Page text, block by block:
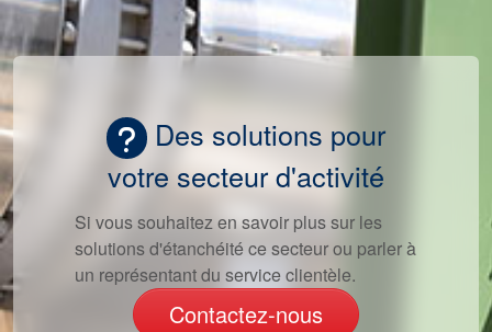
Des solutions pour
votre secteur d'activité
Si vous souhaitez en savoir plus sur les
solutions d'étanchéité ce secteur ou parler à
un représentant du service clientèle.
Contactez-nous